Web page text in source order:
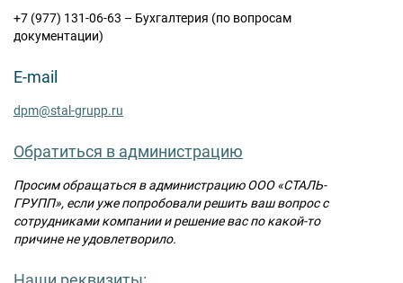
Работаем без выходных:
8 (800) 444-24-85
ПОИСК:
+7 (977) 131-06-63 – Бухгалтерия (по вопросам
документации)
E-mail
dpm@stal-grupp.ru
Обратиться в администрацию
Просим обращаться в администрацию ООО «СТАЛЬ-
ГРУПП», если уже попробовали решить ваш вопрос с
сотрудниками компании и решение вас по какой-то
причине не удовлетворило.